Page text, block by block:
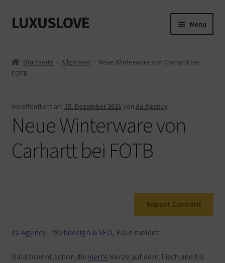
Zur
Navigation
Zum
Inhalt
LUXUSLOVE Menü
Cookie-Richtlinie (EU)
Datenschutz
Impressum
Kasse
Warenkorb
Startseite Allgemein
Neue Winterware von Carhartt bei
FOTB
Veröffentlicht am 15. Dezember 2021 von da Agency
Neue Winterware von
Carhartt bei FOTB
Report Content
da Agency – Webdesign & SEO, Köln meldet:
Bald brennt schon die vierte Kerze auf dem Tisch und bis